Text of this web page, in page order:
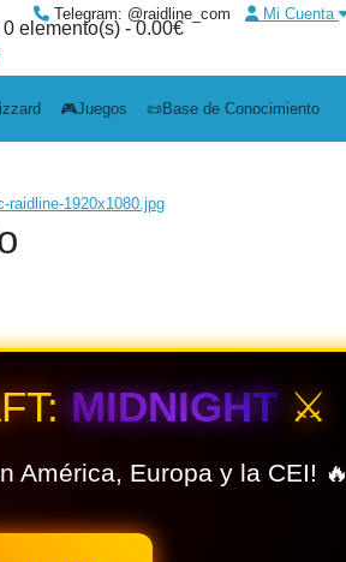
Telegram: @raidline_com Mi Cuenta
elemento(s) - 0.00€
🎮Juegos 📜Base de Conocimiento
MIDNIGHT⚔️
América, Europa y la CEI! 🔥